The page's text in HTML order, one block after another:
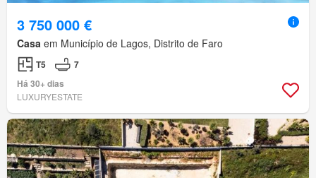
3 750 000 €
Casa em Município de Lagos, Distrito de Faro
T5
7
Há 30+ dias
LUXURYESTATE